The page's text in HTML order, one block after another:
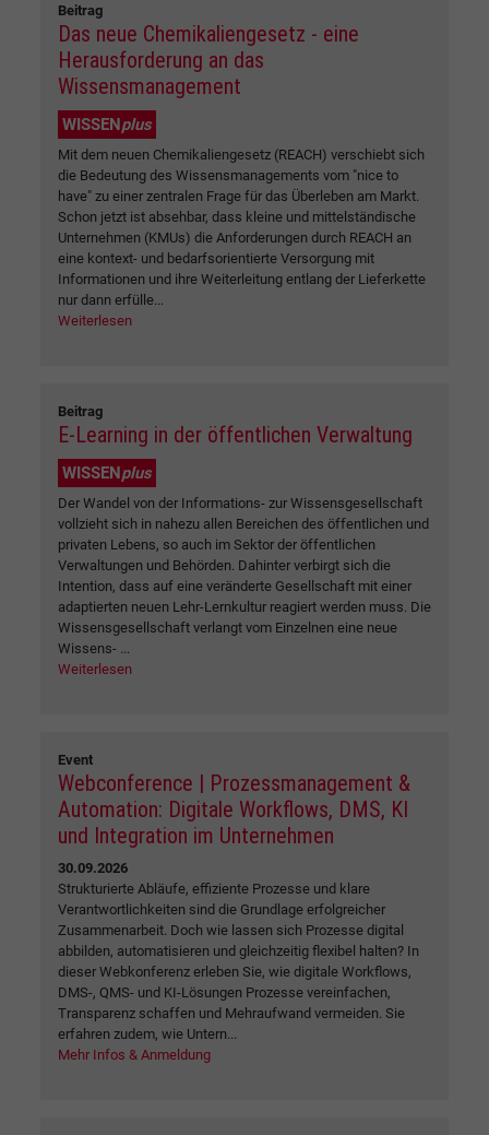
Beitrag
Das neue Chemikaliengesetz - eine
Herausforderung an das
Wissensmanagement
WISSENplus
Mit dem neuen Chemikaliengesetz (REACH) verschiebt sich
die Bedeutung des Wissensmanagements vom "nice to
have" zu einer zentralen Frage für das Überleben am Markt.
Schon jetzt ist absehbar, dass kleine und mittelständische
Unternehmen (KMUs) die Anforderungen durch REACH an
eine kontext- und bedarfsorientierte Versorgung mit
Informationen und ihre Weiterleitung entlang der Lieferkette
nur dann erfülle...
Weiterlesen
Beitrag
E-Learning in der öffentlichen Verwaltung
WISSENplus
Der Wandel von der Informations- zur Wissensgesellschaft
vollzieht sich in nahezu allen Bereichen des öffentlichen und
privaten Lebens, so auch im Sektor der öffentlichen
Verwaltungen und Behörden. Dahinter verbirgt sich die
Intention, dass auf eine veränderte Gesellschaft mit einer
adaptierten neuen Lehr-Lernkultur reagiert werden muss. Die
Wissensgesellschaft verlangt vom Einzelnen eine neue
Wissens- ...
Weiterlesen
Event
Webconference | Prozessmanagement &
Automation: Digitale Workflows, DMS, KI
und Integration im Unternehmen
30.09.2026
Strukturierte Abläufe, effiziente Prozesse und klare
Verantwortlichkeiten sind die Grundlage erfolgreicher
Zusammenarbeit. Doch wie lassen sich Prozesse digital
abbilden, automatisieren und gleichzeitig flexibel halten? In
dieser Webkonferenz erleben Sie, wie digitale Workflows,
DMS-, QMS- und KI-Lösungen Prozesse vereinfachen,
Transparenz schaffen und Mehraufwand vermeiden. Sie
erfahren zudem, wie Untern...
Mehr Infos & Anmeldung